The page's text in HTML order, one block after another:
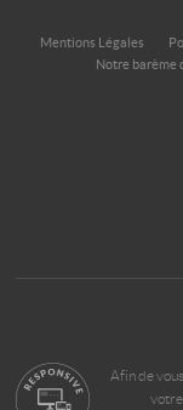
Mentions Légales
Notre barème
Afin de